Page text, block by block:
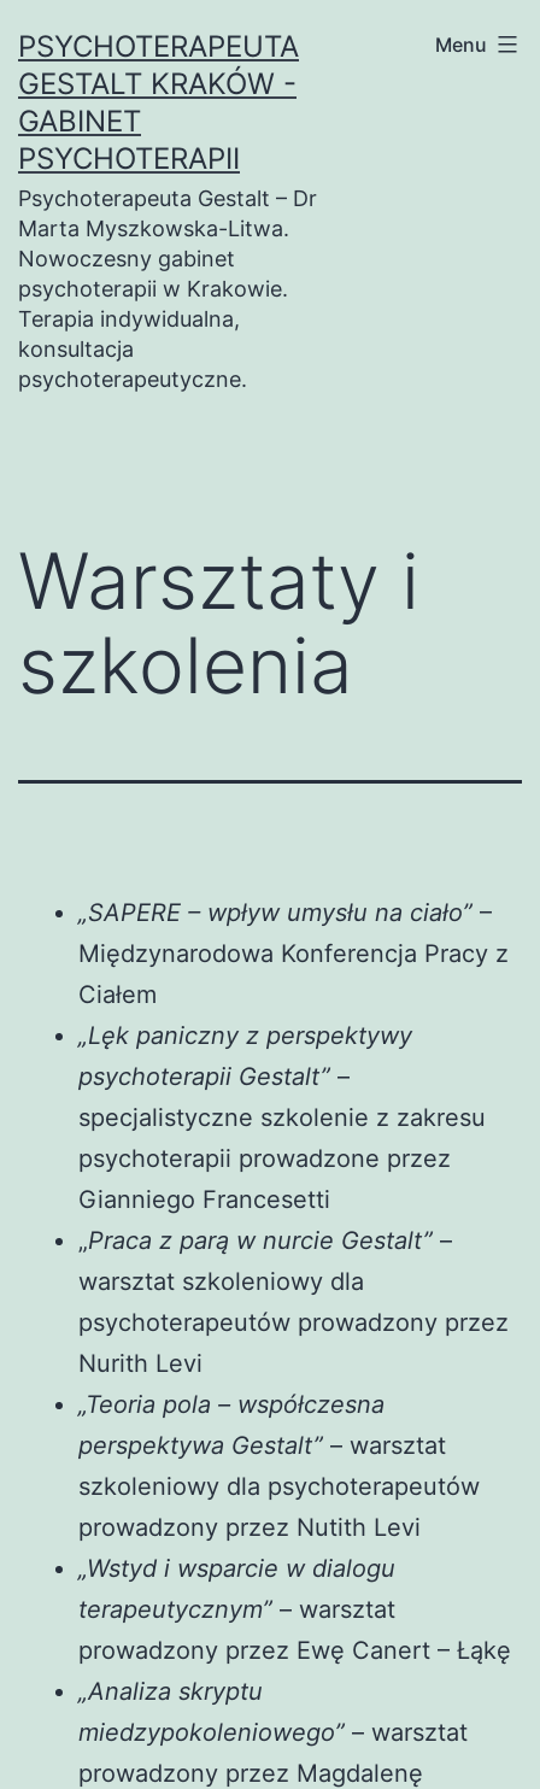
do
treści
PSYCHOTERAPEUTA
GESTALT KRAKÓW -
GABINET
PSYCHOTERAPII
Psychoterapeuta Gestalt – Dr
Marta Myszkowska-Litwa.
Nowoczesny gabinet
psychoterapii w Krakowie.
Terapia indywidualna,
konsultacja
psychoterapeutyczne.
Menu
Warsztaty i
szkolenia
„SAPERE – wpływ umysłu na ciało” –
Międzynarodowa Konferencja Pracy z
Ciałem
„Lęk paniczny z perspektywy
psychoterapii Gestalt” –
specjalistyczne szkolenie z zakresu
psychoterapii prowadzone przez
Gianniego Francesetti
„Praca z parą w nurcie Gestalt” –
warsztat szkoleniowy dla
psychoterapeutów prowadzony przez
Nurith Levi
„Teoria pola – współczesna
perspektywa Gestalt” – warsztat
szkoleniowy dla psychoterapeutów
prowadzony przez Nutith Levi
„Wstyd i wsparcie w dialogu
terapeutycznym” – warsztat
prowadzony przez Ewę Canert – Łąkę
„Analiza skryptu
miedzypokoleniowego” – warsztat
prowadzony przez Magdalenę